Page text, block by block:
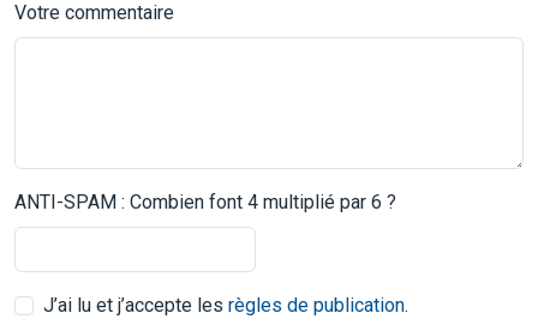
Votre commentaire
ANTI-SPAM : Combien font 4 multiplié par 6 ?
J’ai lu et j’accepte les règles de publication.